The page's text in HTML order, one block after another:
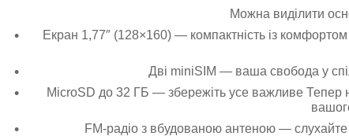
Можна виділити
Екран 1,77″ (128×160) — компактність із
Дві miniSIM — ваша свобода у
MicroSD до 32 ГБ — збережіть усе важливе Тепер
FM-радіо з вбудованою антеною — слухайте